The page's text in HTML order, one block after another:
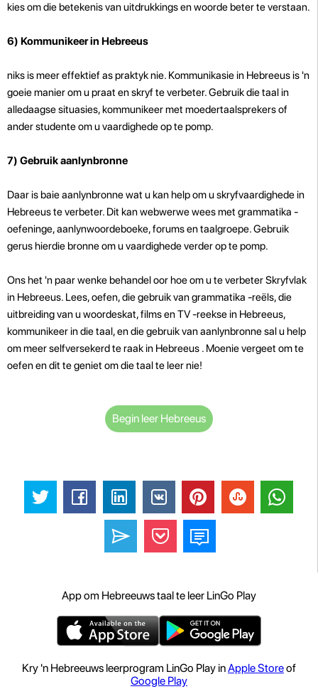
kies om die betekenis van uitdrukkings en woorde beter te verstaan.
6) Kommunikeer in Hebreeus
niks is meer effektief as praktyk nie. Kommunikasie in Hebreeus is 'n
goeie manier om u praat en skryf te verbeter. Gebruik die taal in
alledaagse situasies, kommunikeer met moedertaalsprekers of
ander studente om u vaardighede op te pomp.
7) Gebruik aanlynbronne
Daar is baie aanlynbronne wat u kan help om u skryfvaardighede in
Hebreeus te verbeter. Dit kan webwerwe wees met grammatika -
oefeninge, aanlynwoordeboeke, forums en taalgroepe. Gebruik
gerus hierdie bronne om u vaardighede verder op te pomp.
Ons het 'n paar wenke behandel oor hoe om u te verbeter Skryfvlak
in Hebreeus. Lees, oefen, die gebruik van grammatika -reëls, die
uitbreiding van u woordeskat, films en TV -reekse in Hebreeus,
kommunikeer in die taal, en die gebruik van aanlynbronne sal u help
om meer selfversekerd te raak in Hebreeus . Moenie vergeet om te
oefen en dit te geniet om die taal te leer nie!
Begin leer Hebreeus
App om Hebreeuws taal te leer LinGo Play
Kry 'n Hebreeuws leerprogram LinGo Play inApple Storeof
Google Play